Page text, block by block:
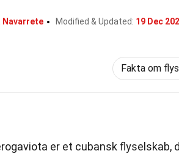
Navarrete Modified & Updated: 19 Dec
Fakta om
er et cubansk flyselskab,